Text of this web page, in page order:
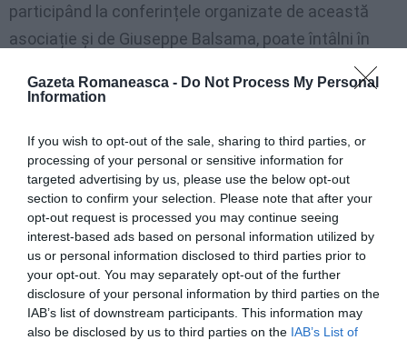
Gazeta Romaneasca - Do Not Process My Personal
Information
If you wish to opt-out of the sale, sharing to third parties, or
processing of your personal or sensitive information for
targeted advertising by us, please use the below opt-out
section to confirm your selection. Please note that after your
opt-out request is processed you may continue seeing
interest-based ads based on personal information utilized by
us or personal information disclosed to third parties prior to
your opt-out. You may separately opt-out of the further
disclosure of your personal information by third parties on the
IAB’s list of downstream participants. This information may
also be disclosed by us to third parties on the IAB’s List of
participând la conferințele organizate de această
asociație și de Giuseppe Balsama, poate întâlni în
fiecare an un părinte monah din Muntele Athos. ”În
acest mod pot afla mai multe despre acel loc sfânt,
”La această întâlnire s-a vorbit și despre adevărata
trăire a credinței, un subiect la care cred că toți ar
trebui să ne gândim pe parcursul vieții noastre. Ceea
ce m-a impresionat însă cel mai mult este faptul că
domnul Giuseppe Balsama ne-a demostrat că nu
contează numărul, chiar dacă suntem puțini, dar
avem voință, putem face lucruri de mare ajutor